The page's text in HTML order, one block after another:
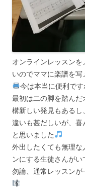
オンラインレッスン
いのでママに楽譜を
今は本当に便利で
最初は二の脚を踏ん
構新しい発見もある
違いも甚だしいが、
と思いました
外出したくても無理
ンにする生徒さんがい
勿論、通常レッスン